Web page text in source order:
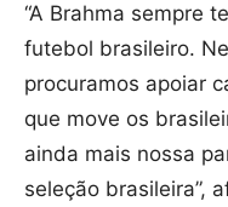
“A Brahma sempre
futebol brasileiro.
procuramos apoiar
que move os
ainda mais nossa
seleção brasileira”,